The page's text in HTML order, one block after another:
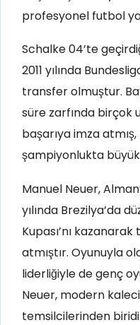
profesyonel futbol
Schalke 04’te
2011 yılında
transfer olmuştur.
süre zarfında birçok
başarıya imza atmış,
şampiyonlukta büyük
Manuel Neuer,
yılında Brezilya’da
Kupası’nı
atmıştır. Oyunuyla
liderliğiyle de genç
Neuer, modern
temsilcilerinden